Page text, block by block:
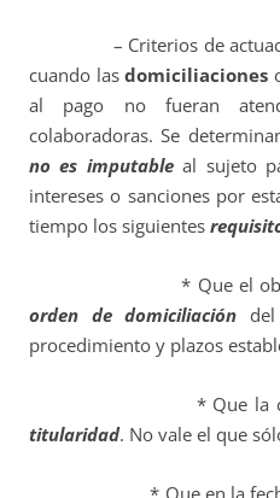
– Criterios de
cuando las domiciliaciones
al pago no fueran
colaboradoras. Se
no es imputableal sujeto
intereses o sanciones por
tiempo los siguientes
* Que el obligado
orden de domiciliación
procedimiento y plazos
* Que la cuenta
titularidad. No vale el que